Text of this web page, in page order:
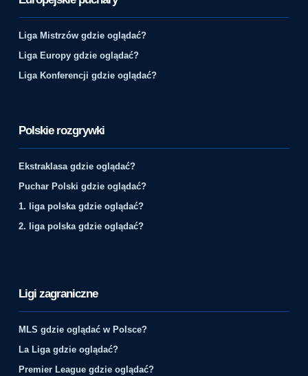
Liga Mistrzów gdzie oglądać?
Liga Europy gdzie oglądać?
Liga Konferencji gdzie oglądać?
Polskie rozgrywki
Ekstraklasa gdzie oglądać?
Puchar Polski gdzie oglądać?
1. liga polska gdzie oglądać?
2. liga polska gdzie oglądać?
Ligi zagraniczne
MLS gdzie oglądać w Polsce?
La Liga gdzie oglądać?
Premier League gdzie oglądać?